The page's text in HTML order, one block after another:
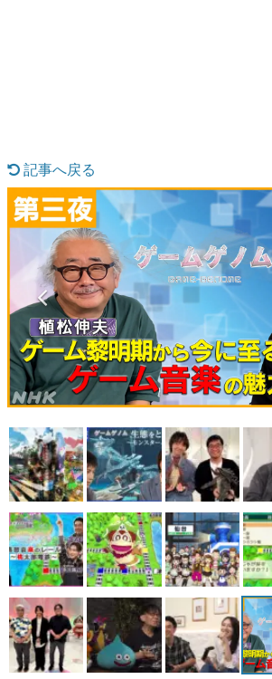
特集記事
マンガ
女性向け
アプリレビュー
その他
電ファミニコゲーマーとは？
運営：株式会社マレ
記事へ戻る